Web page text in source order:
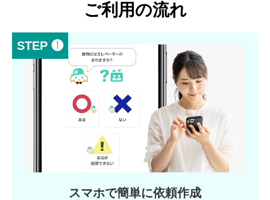
ご利用の流れ
STEP ❶
スマホで簡単に依頼作成